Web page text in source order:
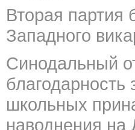
Вторая партия
Западного
Синодальный
школьных
наводнения на